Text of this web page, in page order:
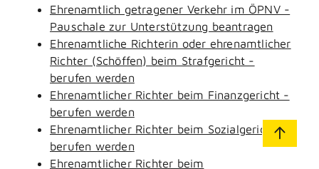
Ehrenamtlich getragener Verkehr im ÖPNV -
Pauschale zur Unterstützung beantragen
Ehrenamtliche Richterin oder ehrenamtlicher
Richter (Schöffen) beim Strafgericht -
berufen werden
Ehrenamtlicher Richter beim Finanzgericht -
berufen werden
Ehrenamtlicher Richter beim Sozialgericht -
berufen werden
Ehrenamtlicher Richter beim